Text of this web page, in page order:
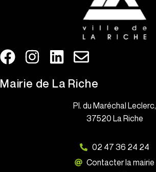
Mairie de La Riche
Pl. du Maréchal Leclerc,
37520 La Riche
02 47 36 24 24
Contacter la mairie